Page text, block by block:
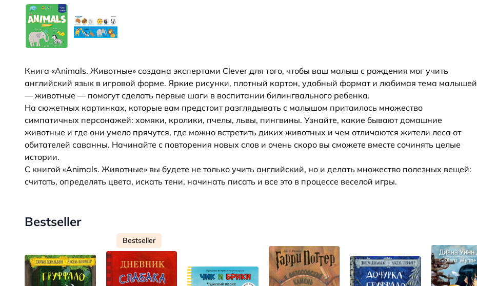
Книга «Animals. Животные» создана экспертами Clever для того, чтобы ваш малыш с рождения мог учить
английский язык в игровой форме. Яркие рисунки, плотный картон, удобный формат и любимая тема малышей
— животные — помогут сделать первые шаги в воспитании билингвального ребенка.
На сюжетных картинках, которые вам предстоит разглядывать с малышом притаилось множество
симпатичных персонажей: хомяки, кролики, пчелы, львы, пингвины. Узнайте, какие бывают домашние
животные и где они умело прячутся, где можно встретить диких животных и чем отличаются жители леса от
обитателей саванны. Начинайте с повторения новых слов и очень скоро вы сможете вместе сочинять целые
истории.
С книгой «Animals. Животные» вы будете не только учить английский, но и делать множество полезных вещей:
считать, определять цвета, искать тени, начинать писать и все это в процессе веселой игры.
Bestseller
Bestseller